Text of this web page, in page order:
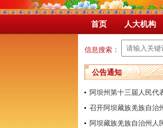
首页 人大机构
信息搜索：
公告通知
阿坝州第十三届人民代